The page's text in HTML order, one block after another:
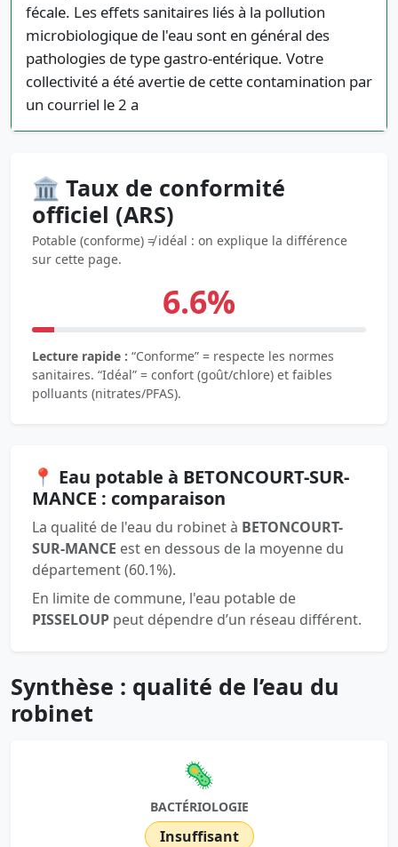
fécale. Les effets sanitaires liés à la pollution
microbiologique de l'eau sont en général des
pathologies de type gastro-entérique. Votre
collectivité a été avertie de cette contamination par
un courriel le 2 a
🏛️ Taux de conformité
officiel (ARS)
Potable (conforme) ≠ idéal : on explique la différence
sur cette page.
6.6%
Lecture rapide : “Conforme” = respecte les normes
sanitaires. “Idéal” = confort (goût/chlore) et faibles
polluants (nitrates/PFAS).
📍 Eau potable à BETONCOURT-SUR-
MANCE : comparaison
La qualité de l'eau du robinet à BETONCOURT-
SUR-MANCE est en dessous de la moyenne du
département (60.1%).
En limite de commune, l'eau potable de
PISSELOUP peut dépendre d’un réseau différent.
Synthèse : qualité de l’eau du
robinet
🦠
BACTÉRIOLOGIE
Insuffisant